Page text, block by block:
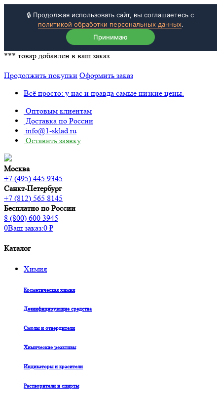
🔒 Продолжая использовать сайт, вы соглашаетесь с
политикой обработки персональных данных.
Принимаю
*** товар добавлен в ваш заказ
Продолжить покупки Оформить заказ
Всё просто: у нас и правда самые низкие цены.
Оптовым клиентам
Доставка по России
info@1-sklad.ru
Оставить заявку
Москва
+7 (495) 445 9345
Санкт-Петербург
+7 (812) 565 8145
Бесплатно по России
8 (800) 600 3945
0Ваш заказ:0 ₽
Каталог
Химия
Косметическая химия
Дезинфицирующие средства
Смолы и отвердители
Химические реактивы
Индикаторы и красители
Растворители и спирты